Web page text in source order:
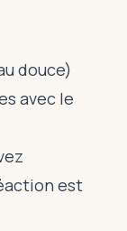
douce)
avec le
est